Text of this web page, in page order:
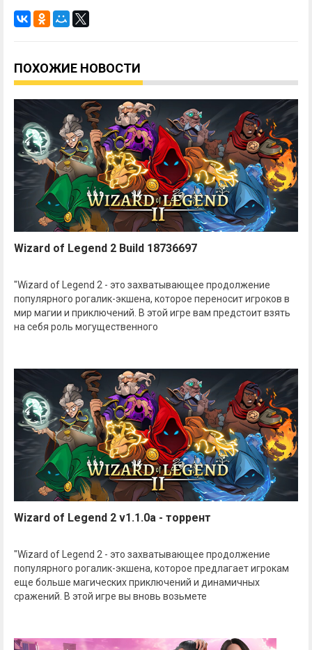
ПОХОЖИЕ НОВОСТИ
Wizard of Legend 2 Build 18736697
"Wizard of Legend 2 - это захватывающее продолжение
популярного рогалик-экшена, которое переносит игроков в
мир магии и приключений. В этой игре вам предстоит взять
на себя роль могущественного
Wizard of Legend 2 v1.1.0a - торрент
"Wizard of Legend 2 - это захватывающее продолжение
популярного рогалик-экшена, которое предлагает игрокам
еще больше магических приключений и динамичных
сражений. В этой игре вы вновь возьмете